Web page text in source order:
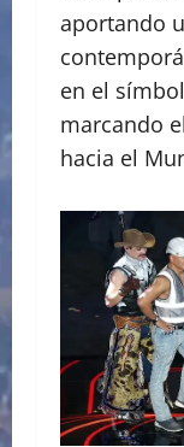
aportando
en el
marcando
hacia el